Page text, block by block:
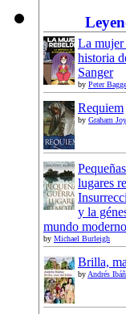
La mujer
historia
Sanger
by Peter Bagge
Requiem
by Graham
lugares
y la
mundo moderno
by Michael Burleigh
Brilla,
by Andrés